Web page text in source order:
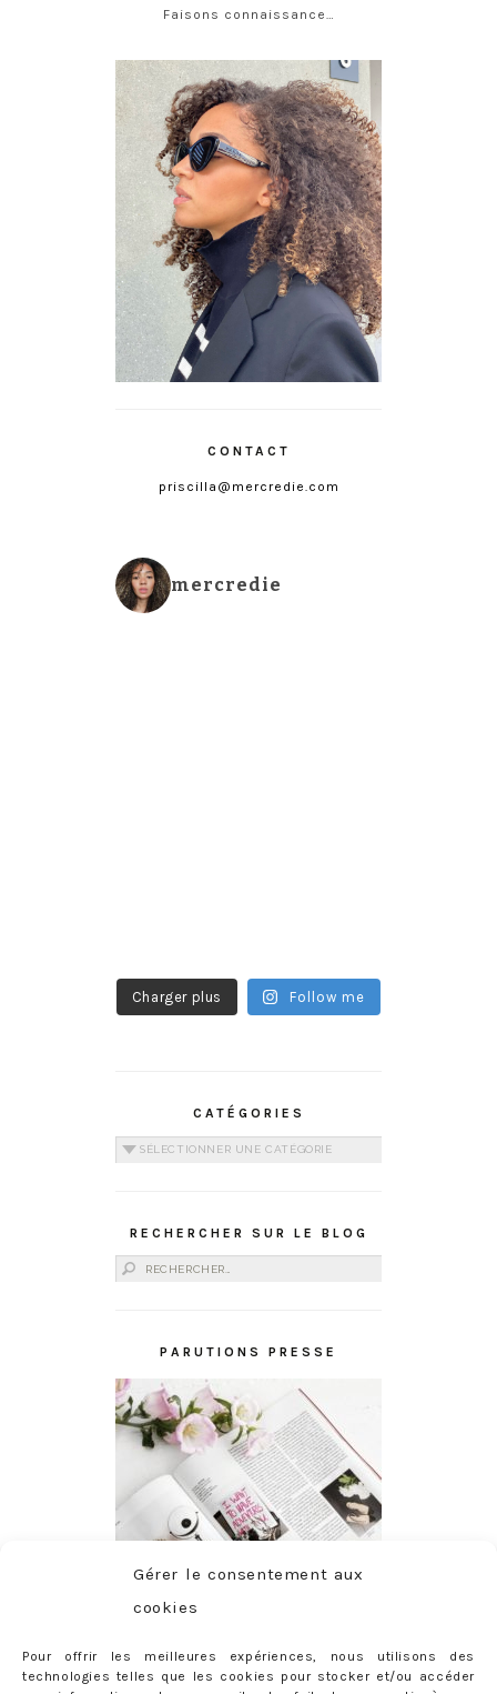
Gérer le consentement aux
cookies
Pour offrir les meilleures expériences, nous utilisons des
technologies telles que les cookies pour stocker et/ou accéder
Faisons connaissance…
CONTACT
priscilla@mercredie.com
mercredie
Charger plus Follow me
CATÉGORIES
Catégories
RECHERCHER SUR LE BLOG
Rechercher :
PARUTIONS PRESSE